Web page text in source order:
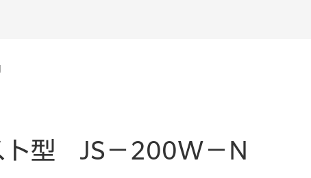
型 JS－200W－N